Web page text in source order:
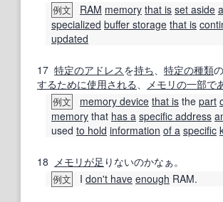
例文 RAM memory that is set aside
specialized buffer storage that is
updated
17 特定のアドレスを持ち 特定の種類の
するために使用される メモリの一部で
例文 memory device that is the part
memory that has a specific address
used to hold information of a specific
18 メモリが足 りないのかなぁ。
例文 I don't have enough RAM.